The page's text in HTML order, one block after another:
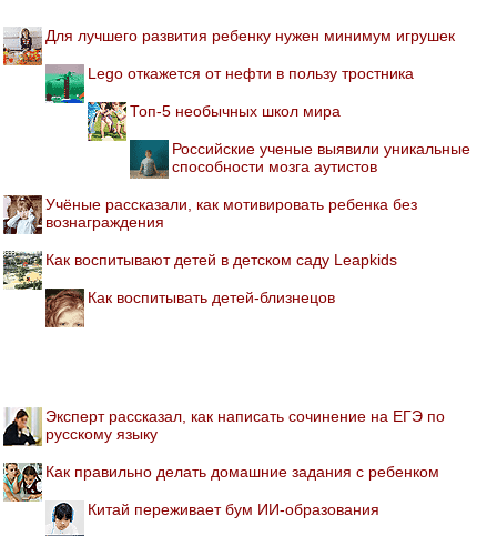
Для лучшего развития ребенку нужен минимум игрушек
Lego откажется от нефти в пользу тростника
Топ-5 необычных школ мира
Российские ученые выявили уникальные
способности мозга аутистов
Учёные рассказали, как мотивировать ребенка без
вознаграждения
Как воспитывают детей в детском саду Leapkids
Как воспитывать детей-близнецов
Эксперт рассказал, как написать сочинение на ЕГЭ по
русскому языку
Как правильно делать домашние задания с ребенком
Китай переживает бум ИИ-образования